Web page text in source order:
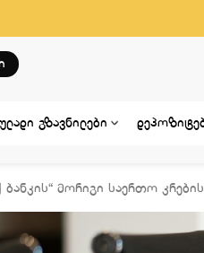
გზავნილები
ბანკის“ მორიგი საერთო